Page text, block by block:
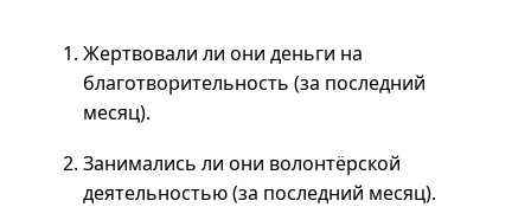
Жертвовали ли они деньги на
благотворительность (за последний
месяц).
Занимались ли они волонтёрской
деятельностью (за последний месяц).